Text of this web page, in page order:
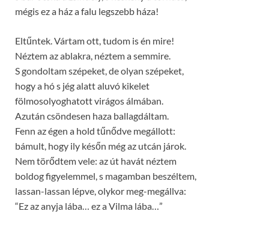
mégis ez a ház a falu legszebb háza!
Eltűntek. Vártam ott, tudom is én mire!
Néztem az ablakra, néztem a semmire.
S gondoltam szépeket, de olyan szépeket,
hogy a hó s jég alatt aluvó kikelet
fölmosolyoghatott virágos álmában.
Azután csöndesen haza ballagdáltam.
Fenn az égen a hold tűnődve megállott:
bámult, hogy ily későn még az utcán járok.
Nem törődtem vele: az út havát néztem
boldog figyelemmel, s magamban beszéltem,
lassan-lassan lépve, olykor meg-megállva:
“Ez az anyja lába… ez a Vilma lába…”